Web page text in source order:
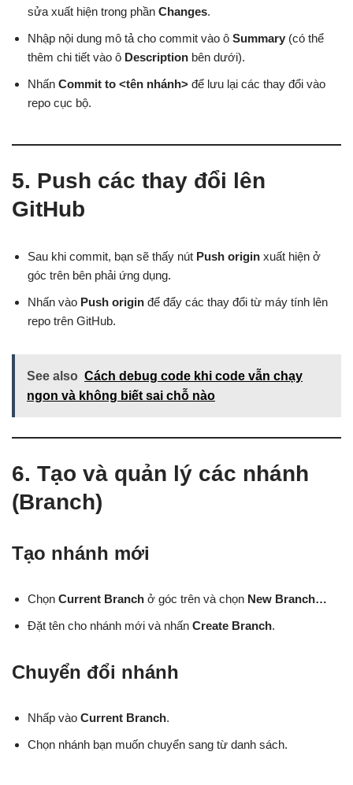
sửa xuất hiện trong phần Changes.
Nhập nội dung mô tả cho commit vào ô Summary (có thể
thêm chi tiết vào ô Description bên dưới).
Nhấn Commit to <tên nhánh> để lưu lại các thay đổi vào
repo cục bộ.
5. Push các thay đổi lên
GitHub
Sau khi commit, bạn sẽ thấy nút Push origin xuất hiện ở
góc trên bên phải ứng dụng.
Nhấn vào Push origin để đẩy các thay đổi từ máy tính lên
repo trên GitHub.
See also Cách debug code khi code vẫn chạy
ngon và không biết sai chỗ nào
6. Tạo và quản lý các nhánh
(Branch)
Tạo nhánh mới
Chọn Current Branch ở góc trên và chọn New Branch…
Đặt tên cho nhánh mới và nhấn Create Branch.
Chuyển đổi nhánh
Nhấp vào Current Branch.
Chọn nhánh bạn muốn chuyển sang từ danh sách.